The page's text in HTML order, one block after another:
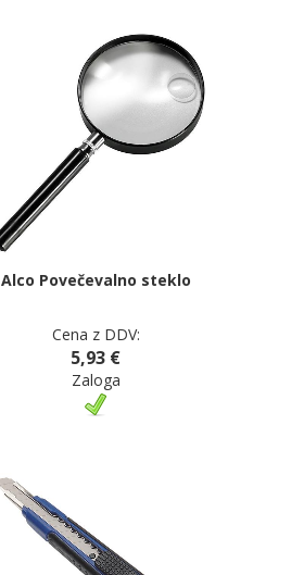
Alco Povečevalno steklo
Cena z DDV:
5,93 €
Zaloga